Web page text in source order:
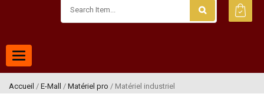
Toggle
navigation
Accueil / E-Mall / Matériel pro / Matériel industriel